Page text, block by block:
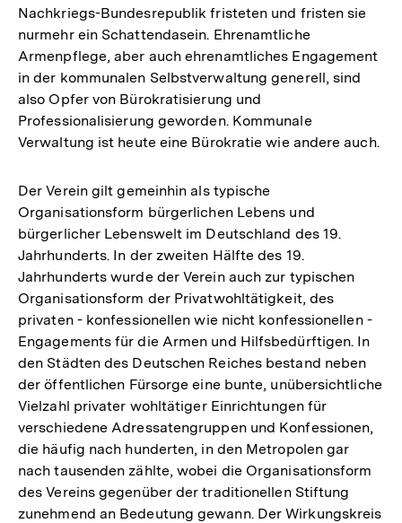
Nachkriegs-Bundesrepublik fristeten und fristen sie
nurmehr ein Schattendasein. Ehrenamtliche
Armenpflege, aber auch ehrenamtliches Engagement
in der kommunalen Selbstverwaltung generell, sind
also Opfer von Bürokratisierung und
Professionalisierung geworden. Kommunale
Verwaltung ist heute eine Bürokratie wie andere auch.
Der Verein gilt gemeinhin als typische
Organisationsform bürgerlichen Lebens und
bürgerlicher Lebenswelt im Deutschland des 19.
Jahrhunderts. In der zweiten Hälfte des 19.
Jahrhunderts wurde der Verein auch zur typischen
Organisationsform der Privatwohltätigkeit, des
privaten - konfessionellen wie nicht konfessionellen -
Engagements für die Armen und Hilfsbedürftigen. In
den Städten des Deutschen Reiches bestand neben
der öffentlichen Fürsorge eine bunte, unübersichtliche
Vielzahl privater wohltätiger Einrichtungen für
verschiedene Adressatengruppen und Konfessionen,
die häufig nach hunderten, in den Metropolen gar
nach tausenden zählte, wobei die Organisationsform
des Vereins gegenüber der traditionellen Stiftung
zunehmend an Bedeutung gewann. Der Wirkungskreis